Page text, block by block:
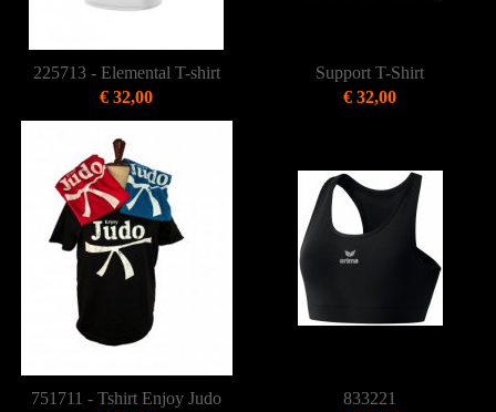
225713 - Elemental T-shirt
€ 32,00
Support T-Shirt
€ 32,00
751711 - Tshirt Enjoy Judo
833221